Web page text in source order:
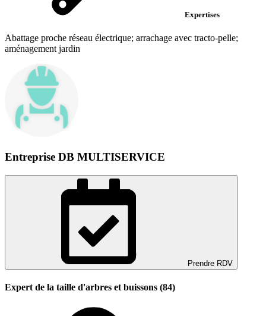
Expertises
Abattage proche réseau électrique; arrachage avec tracto-pelle;
aménagement jardin
Entreprise DB MULTISERVICE
Prendre RDV
Expert de la taille d'arbres et buissons (84)